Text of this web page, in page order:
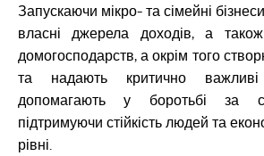
Запускаючи мікро- та сімейні
власні джерела доходів, а
домогосподарств, а окрім того
та надають критично
допомагають у боротьбі за
підтримуючи стійкість людей та
рівні.